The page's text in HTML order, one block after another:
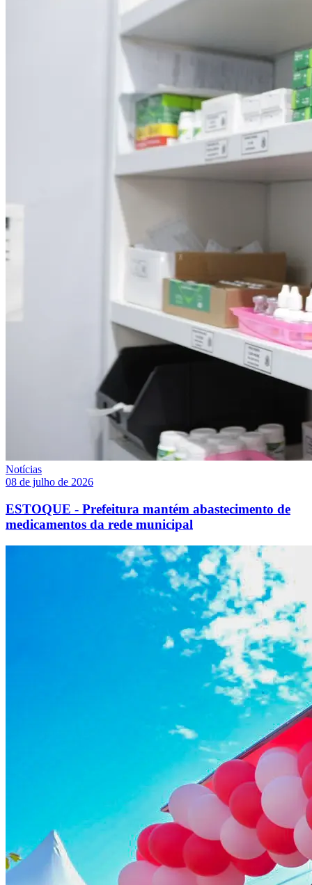
Notícias
08 de julho de 2026
ESTOQUE - Prefeitura mantém abastecimento de
medicamentos da rede municipal